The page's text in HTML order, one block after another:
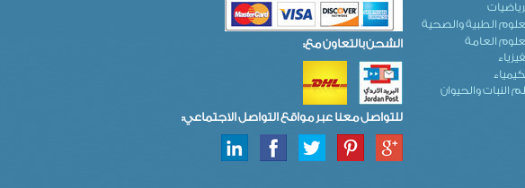
الطبية والصحية
العامة
النبات والحيوان
الشحن بالتعاون مع:
للتواصل معنا عبر مواقع التواصل الاجتماعي: